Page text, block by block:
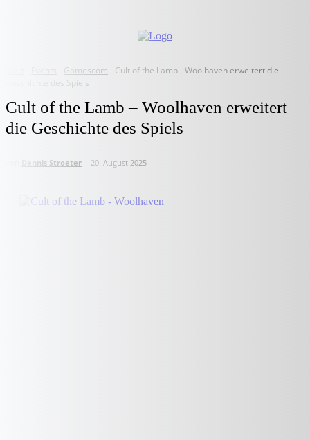
Gamescom
Cult of the Lamb - Woolhaven erweitert die
Geschichte des Spiels
Cult of the Lamb – Woolhaven erweitert
die Geschichte des Spiels
Dennis Stroeter 20. August 2025